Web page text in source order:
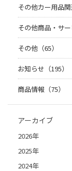
その他カー用品関
その他商品・サー
その他（65）
お知らせ（195）
商品情報（75）
アーカイブ
2026年
2025年
2024年